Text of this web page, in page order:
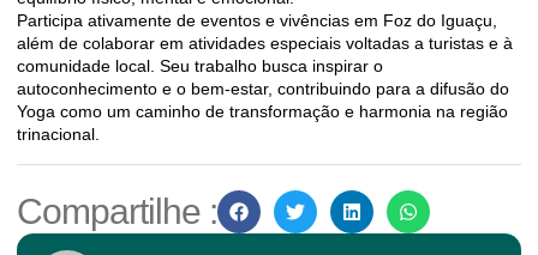
Participa ativamente de eventos e vivências em Foz do Iguaçu,
além de colaborar em atividades especiais voltadas a turistas e à
comunidade local. Seu trabalho busca inspirar o
autoconhecimento e o bem-estar, contribuindo para a difusão do
Yoga como um caminho de transformação e harmonia na região
trinacional.
Compartilhe :